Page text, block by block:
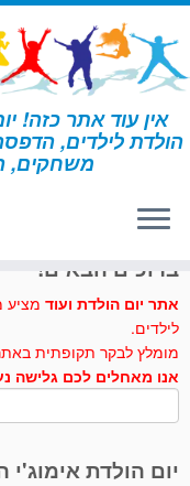
דלג
לתוכן
אין עוד אתר כזה!
הולדת לילדים,
משחקים, דף הבית » יצירה » מסכת
ברוכים הבאים!
אתר יום הולדת ועוד מציע
לילדים.
מומלץ לבקר תקופתית
אנו מאחלים לכם גלישה
יום הולדת